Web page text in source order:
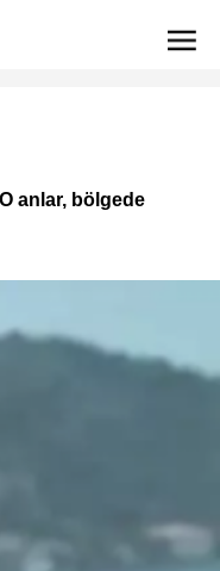
anlar, bölgede